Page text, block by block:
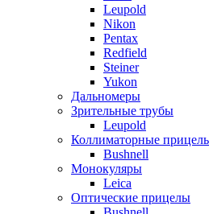
Leupold
Nikon
Pentax
Redfield
Steiner
Yukon
Дальномеры
Зрительные трубы
Leupold
Коллиматорные
Bushnell
Монокуляры
Leica
Оптические прицелы